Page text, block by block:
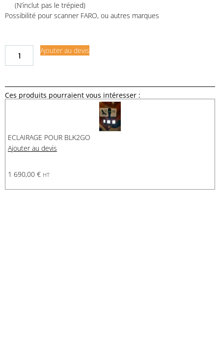
(N’inclut pas le trépied)
Possibilité pour scanner FARO, ou autres marques
Ajouter au devis
Ces produits pourraient vous intéresser :
ECLAIRAGE POUR BLK2GO
Ajouter au devis
1 690,00 € HT